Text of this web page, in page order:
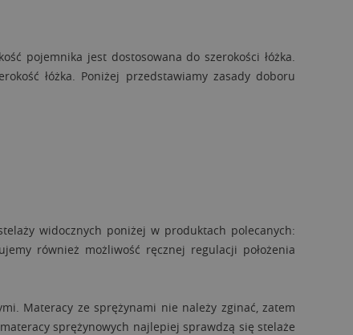
pojemnika jest dostosowana do szerokości łóżka.
łóżka. Poniżej przedstawiamy zasady doboru
widocznych poniżej w produktach polecanych:
również możliwość ręcznej regulacji położenia
Materacy ze sprężynami nie należy zginać, zatem
sprężynowych najlepiej sprawdzą się stelaże